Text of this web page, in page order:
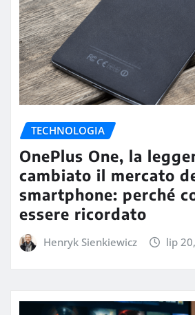
TECHNOLOGIA
OnePlus One, la
cambiato il mercato
smartphone: perché
essere ricordato
Henryk Sienkiewicz lip